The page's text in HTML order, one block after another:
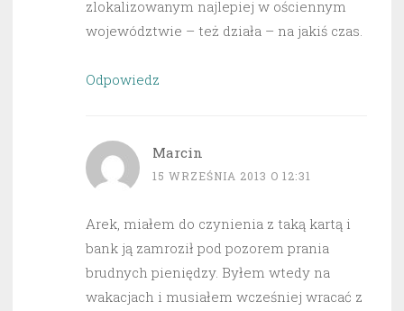
zlokalizowanym najlepiej w ościennym
województwie – też działa – na jakiś czas.
Odpowiedz
Marcin
15 WRZEŚNIA 2013 O 12:31
Arek, miałem do czynienia z taką kartą i
bank ją zamroził pod pozorem prania
brudnych pieniędzy. Byłem wtedy na
wakacjach i musiałem wcześniej wracać z